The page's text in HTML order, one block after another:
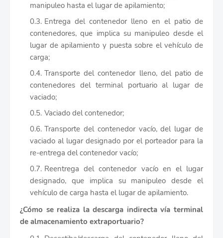
manipuleo hasta el lugar de apilamiento;
Entrega del contenedor lleno en el patio de
contenedores, que implica su manipuleo desde el
lugar de apilamiento y puesta sobre el vehículo de
carga;
Transporte del contenedor lleno, del patio de
contenedores del terminal portuario al lugar de
vaciado;
Vaciado del contenedor;
Transporte del contenedor vacío, del lugar de
vaciado al lugar designado por el porteador para la
re-entrega del contenedor vacío;
Reentrega del contenedor vacío en el lugar
designado, que implica su manipuleo desde el
vehículo de carga hasta el lugar de apilamiento.
¿Cómo se realiza la descarga indirecta vía terminal
de almacenamiento extraportuario?